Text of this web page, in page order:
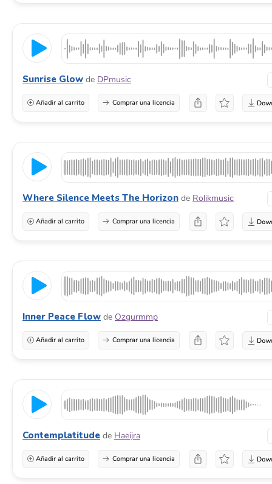
Sunrise Glow de DPmusic
Añadir al carrito Comprar una licencia
Where Silence Meets The Horizon de Rolikmusic
Añadir al carrito Comprar una licencia
Inner Peace Flow de Ozgurmmp
Añadir al carrito Comprar una licencia
Contemplatitude de Haeijra
Añadir al carrito Comprar una licencia